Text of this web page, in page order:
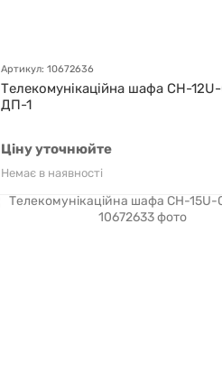
Артикул: 10672636
Телекомунікаційна шафа СН-
ДП-1
Ціну уточнюйте
Немає в наявності